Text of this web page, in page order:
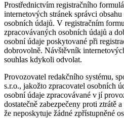
Prostřednictvím registračního
internetových stránek správci
osobních údajů. V registračním
zpracovávaných osobních údajů a
osobní údaje poskytované při
dobrovolně. Návštěvník
souhlas kdykoli odvolat.
Provozovatel redakčního systému,
s.r.o., jakožto zpracovatel osobních
osobní údaje zpracovávané v jí
dostatečně zabezpečeny proti ztrátě
že neposkytuje žádné zpřístupněné